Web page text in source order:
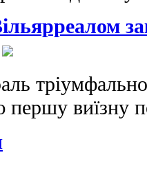
першу виїзну